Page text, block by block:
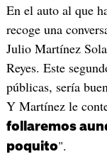
En el auto al que
recoge una
Julio Martínez
Reyes. Este
públicas, sería
Y Martínez le
follaremos
poquito".